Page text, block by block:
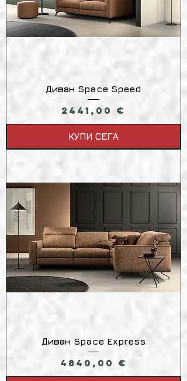
Диван Space Speed
Цена
2441,00 €
КУПИ СЕГА
Диван Space Express
Цена
4840,00 €